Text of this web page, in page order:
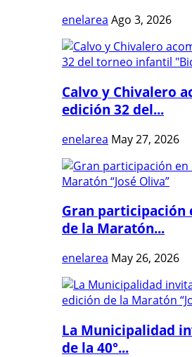
enelarea Ago 3, 2026
Calvo y Chivalero
edición 32 del...
enelarea May 27, 2026
Gran participación
de la Maratón...
enelarea May 26, 2026
La Municipalidad
de la 40°...